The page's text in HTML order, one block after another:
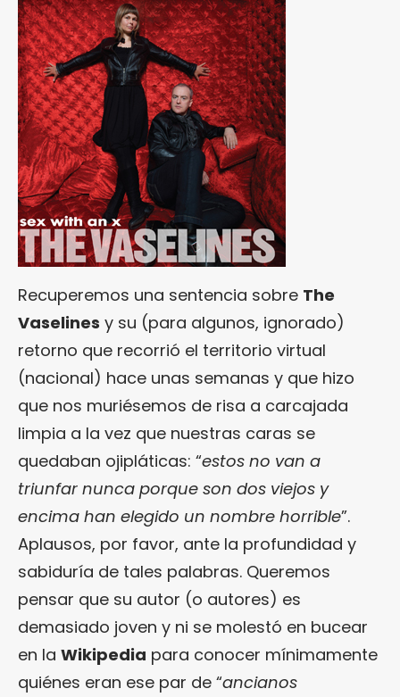
Recuperemos una sentencia sobre The
Vaselines y su (para algunos, ignorado)
retorno que recorrió el territorio virtual
(nacional) hace unas semanas y que hizo
que nos muriésemos de risa a carcajada
limpia a la vez que nuestras caras se
quedaban ojipláticas: “estos no van a
triunfar nunca porque son dos viejos y
encima han elegido un nombre horrible”.
Aplausos, por favor, ante la profundidad y
sabiduría de tales palabras. Queremos
pensar que su autor (o autores) es
demasiado joven y ni se molestó en bucear
en la Wikipedia para conocer mínimamente
quiénes eran ese par de “ancianos